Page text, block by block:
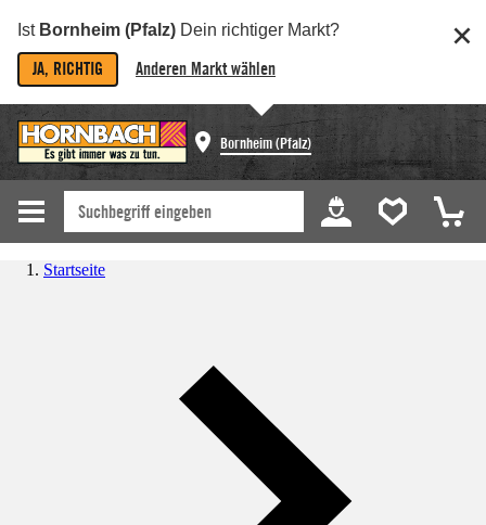
Ist Bornheim (Pfalz) Dein richtiger Markt?
JA, RICHTIG Anderen Markt wählen
Bornheim (Pfalz)
Startseite